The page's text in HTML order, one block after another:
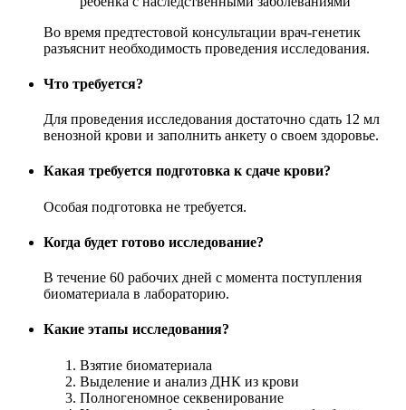
Во время предтестовой консультации врач-генетик
разъяснит необходимость проведения исследования.
Что требуется?
Для проведения исследования достаточно сдать 12 мл
венозной крови и заполнить анкету о своем здоровье.
Какая требуется подготовка к сдаче крови?
Особая подготовка не требуется.
Когда будет готово исследование?
В течение 60 рабочих дней с момента поступления
биоматериала в лабораторию.
Какие этапы исследования?
Взятие биоматериала
Выделение и анализ ДНК из крови
Полногеномное секвенирование